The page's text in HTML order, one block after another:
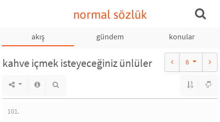
normal sözlük
akış gündem konular
kahve içmek isteyeceğiniz ünlüler 6
101.